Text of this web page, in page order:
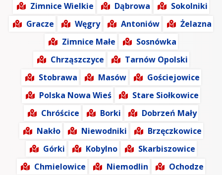
Zimnice Wielkie
Dąbrowa
Sokolniki
Gracze
Węgry Antoniów
Żelazna
Zimnice Małe
Sosnówka
Chrząszczyce
Tarnów Opolski
Stobrawa
Masów
Gościejowice
Polska Nowa Wieś
Stare Siołkowice
Chróścice
Borki
Dobrzeń Mały
Nakło
Niewodniki
Brzęczkowice
Górki
Kobylno
Skarbiszowice
Chmielowice
Niemodlin
Ochodze